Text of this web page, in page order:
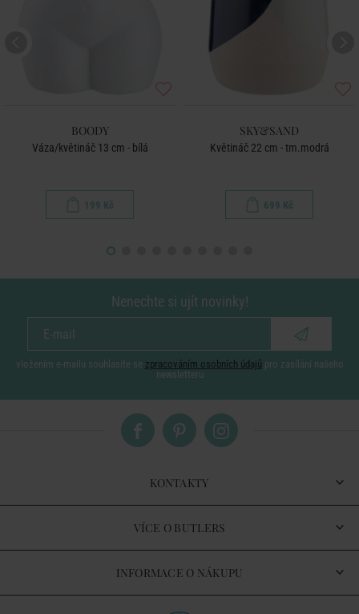
BOODY
Váza/květináč 13 cm - bílá
199 Kč
SKY&SAND
Květináč 22 cm - tm.modrá
699 Kč
Nenechte si ujít novinky!
vložením e-mailu souhlasíte se zpracováním osobních údajů pro zasílání našeho
newsletteru
KONTAKTY
VÍCE O BUTLERS
INFORMACE O NÁKUPU